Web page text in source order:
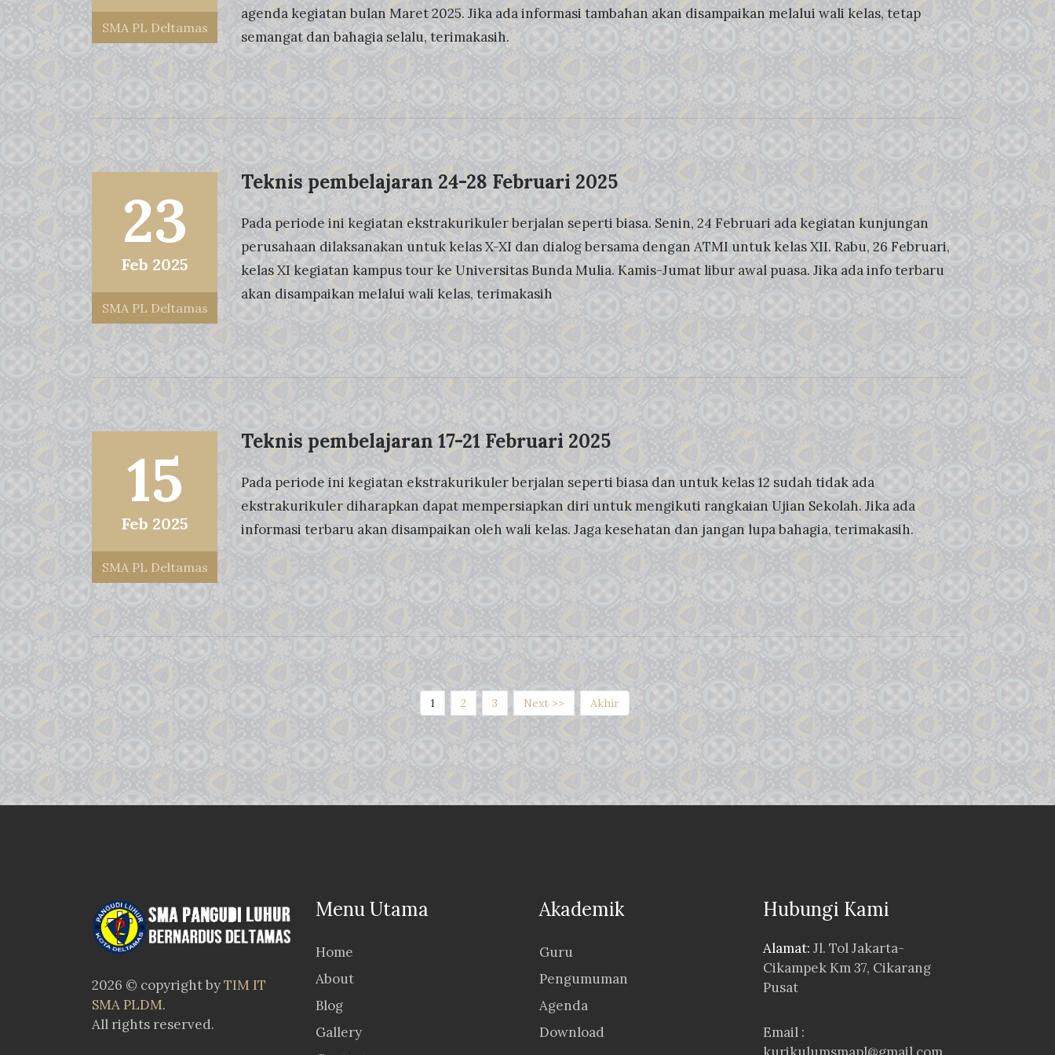
SMA PL Deltamas
agenda kegiatan bulan Maret 2025. Jika ada informasi tambahan akan disampaikan melalui wali kelas, tetap
semangat dan bahagia selalu, terimakasih.
23
Feb 2025
SMA PL Deltamas
Teknis pembelajaran 24-28 Februari 2025
Pada periode ini kegiatan ekstrakurikuler berjalan seperti biasa. Senin, 24 Februari ada kegiatan kunjungan
perusahaan dilaksanakan untuk kelas X-XI dan dialog bersama dengan ATMI untuk kelas XII. Rabu, 26 Februari,
kelas XI kegiatan kampus tour ke Universitas Bunda Mulia. Kamis-Jumat libur awal puasa. Jika ada info terbaru
akan disampaikan melalui wali kelas, terimakasih
15
Feb 2025
SMA PL Deltamas
Teknis pembelajaran 17-21 Februari 2025
Pada periode ini kegiatan ekstrakurikuler berjalan seperti biasa dan untuk kelas 12 sudah tidak ada
ekstrakurikuler diharapkan dapat mempersiapkan diri untuk mengikuti rangkaian Ujian Sekolah. Jika ada
informasi terbaru akan disampaikan oleh wali kelas. Jaga kesehatan dan jangan lupa bahagia, terimakasih.
1(current)
2 3 Next >> Akhir
2026 © copyright byTIM IT
SMA PLDM.
All rights reserved.
Menu Utama
Home
About
Blog
Gallery
Akademik
Guru
Pengumuman
Agenda
Download
Hubungi Kami
Alamat: Jl. Tol Jakarta-
Cikampek Km 37, Cikarang
Pusat
Email :